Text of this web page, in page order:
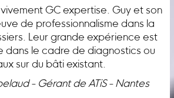
GC expertise. Guy et son
de professionnalisme dans la
Leur grande expérience est
dans le cadre de diagnostics ou
sur du bâti existant.
- Gérant de ATiS - Nantes